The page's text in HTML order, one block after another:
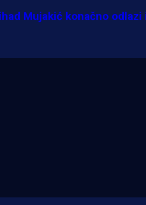
prisjetila Izeta
Mujakić konačno odlazi